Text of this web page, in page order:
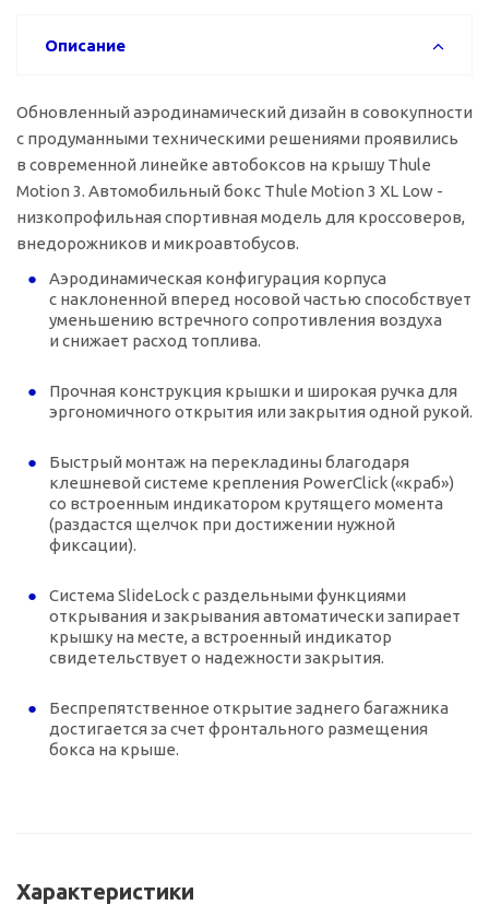
Описание
Обновленный аэродинамический дизайн в совокупности
с продуманными техническими решениями проявились
в современной линейке автобоксов на крышу Thule
Motion 3. Автомобильный бокс Thule Motion 3 XL Low -
низкопрофильная спортивная модель для кроссоверов,
внедорожников и микроавтобусов.
Аэродинамическая конфигурация корпуса
с наклоненной вперед носовой частью способствует
уменьшению встречного сопротивления воздуха
и снижает расход топлива.
Прочная конструкция крышки и широкая ручка для
эргономичного открытия или закрытия одной рукой.
Быстрый монтаж на перекладины благодаря
клешневой системе крепления PowerClick («краб»)
со встроенным индикатором крутящего момента
(раздастся щелчок при достижении нужной
фиксации).
Система SlideLock с раздельными функциями
открывания и закрывания автоматически запирает
крышку на месте, а встроенный индикатор
свидетельствует о надежности закрытия.
Беспрепятственное открытие заднего багажника
достигается за счет фронтального размещения
бокса на крыше.
Характеристики